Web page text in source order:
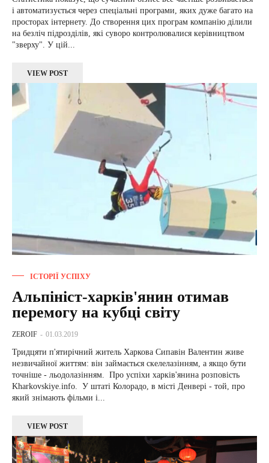
і автоматизується через спеціальні програми, яких дуже багато на
просторах інтернету. До створення цих програм компанію ділили
на безліч підрозділів, які суворо контролювалися керівництвом
"зверху". У цій...
VIEW POST
ІСТОРІЇ УСПІХУ
Альпініст-харків'янин отимав
перемогу на кубці світу
ZEROIF - 01.03.2019
Тридцяти п'ятирічний житель Харкова Сипавін Валентин живе
незвичайної життям: він займається скелелазінням, а якщо бути
точніше - льодолазінням. Про успіхи харків'янина розповість
Kharkovskiye.info. У штаті Колорадо, в місті Денвері - той, про
який знімають фільми і...
VIEW POST